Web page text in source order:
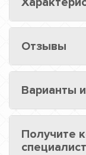
Отзывы
Варианты
Получите